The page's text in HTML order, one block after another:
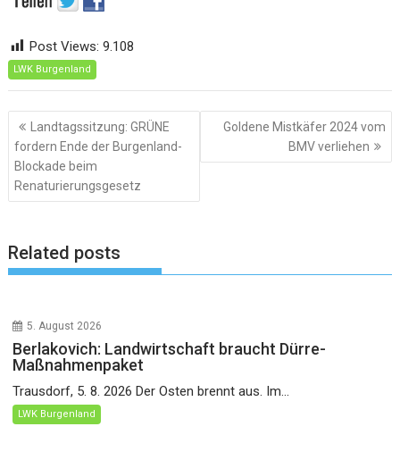
Post Views: 9.108
LWK Burgenland
Beitragsnavigation
Landtagssitzung: GRÜNE
fordern Ende der Burgenland-
Blockade beim
Renaturierungsgesetz
Goldene Mistkäfer 2024 vom
BMV verliehen
Related posts
5. August 2026
Berlakovich: Landwirtschaft braucht Dürre-
Maßnahmenpaket
Trausdorf, 5. 8. 2026 Der Osten brennt aus. Im...
LWK Burgenland